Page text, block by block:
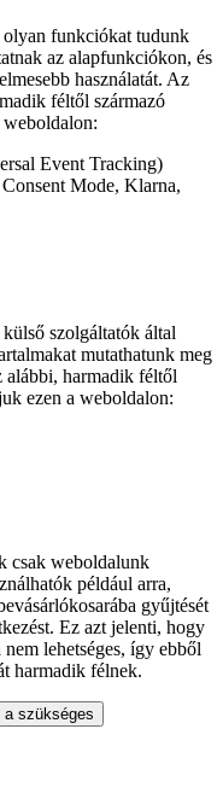
olyan funkciókat tudunk
az alapfunkciókon, és
használatát. Az
féltől származó
weboldalon:
Event Tracking)
Mode, Klarna,
szolgáltatók által
mutathatunk meg
alábbi, harmadik féltől
ezen a weboldalon:
csak weboldalunk
például arra,
gyűjtését
Ez azt jelenti, hogy
lehetséges, így ebből
harmadik félnek.
a szükséges